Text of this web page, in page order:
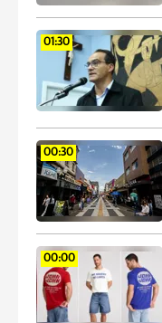
01:30
00:30
00:00